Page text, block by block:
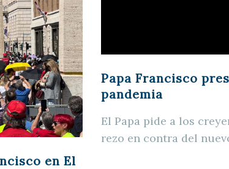
en El
Papa Francisco
pandemia
El Papa pide a los
rezo en contra del